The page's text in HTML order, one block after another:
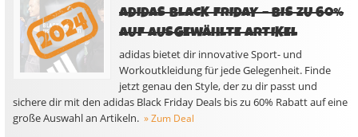
ADIDAS BLACK FRIDAY – BIS ZU 60%
AUF AUSGEWÄHLTE ARTIKEL
adidas bietet dir innovative Sport- und
Workoutkleidung für jede Gelegenheit. Finde
jetzt genau den Style, der zu dir passt und
sichere dir mit den adidas Black Friday Deals bis zu 60% Rabatt auf eine
große Auswahl an Artikeln. » Zum Deal